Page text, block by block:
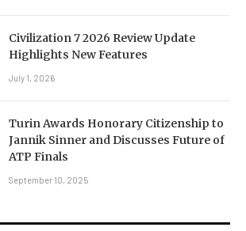
Civilization 7 2026 Review Update
Highlights New Features
July 1, 2026
Turin Awards Honorary Citizenship to
Jannik Sinner and Discusses Future of
ATP Finals
September 10, 2025